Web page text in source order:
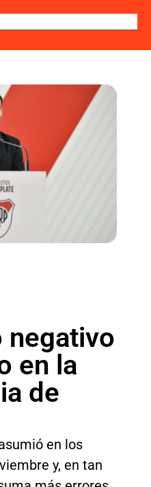
negativo
en la
de
en los
y, en tan